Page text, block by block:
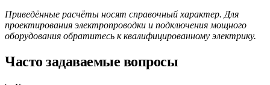
Приведённые расчёты носят справочный характер. Для
проектирования электропроводки и подключения мощного
оборудования обратитесь к квалифицированному электрику.
Часто задаваемые вопросы